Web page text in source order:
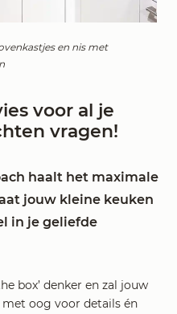
en nis met
voor al je
vragen!
haalt het maximale
jouw kleine keuken
in je geliefde
box’ denker en zal jouw
oog voor details én